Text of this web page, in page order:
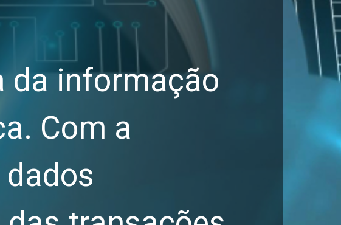
da informação
Com a